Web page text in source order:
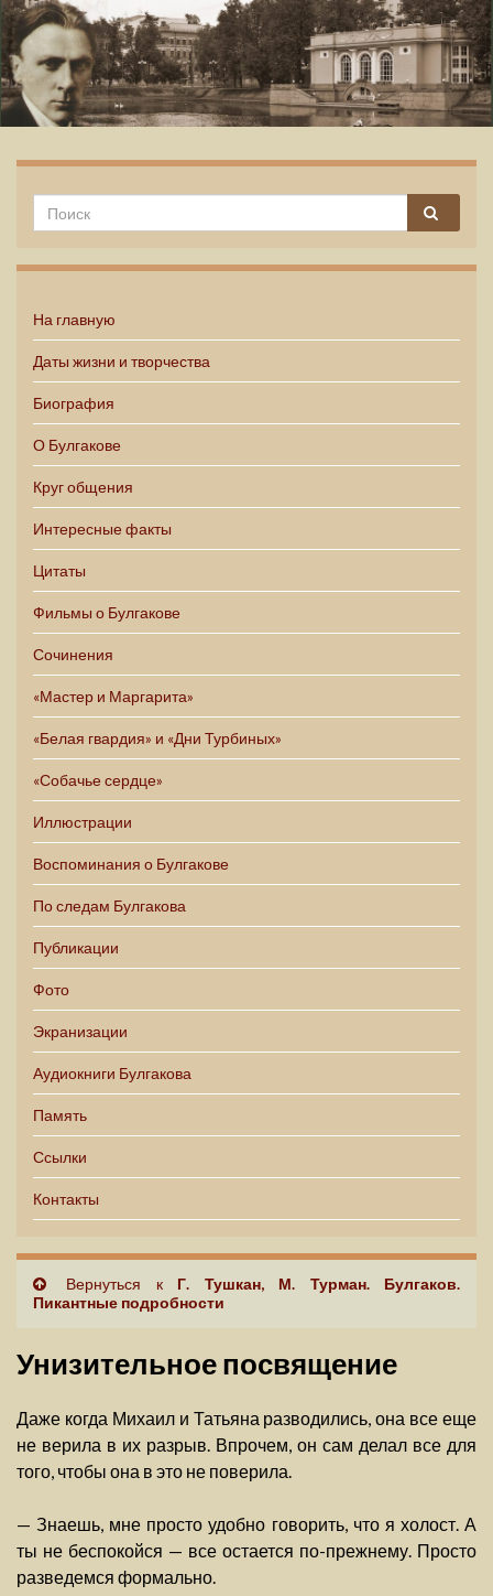
На главную
Даты жизни и творчества
Биография
О Булгакове
Круг общения
Интересные факты
Цитаты
Фильмы о Булгакове
Сочинения
«Мастер и Маргарита»
«Белая гвардия» и «Дни Турбиных»
«Собачье сердце»
Иллюстрации
Воспоминания о Булгакове
По следам Булгакова
Публикации
Фото
Экранизации
Аудиокниги Булгакова
Память
Ссылки
Контакты
Вернуться к Г. Тушкан, М. Турман. Булгаков.
Пикантные подробности
Унизительное посвящение
Даже когда Михаил и Татьяна разводились, она все еще
не верила в их разрыв. Впрочем, он сам делал все для
того, чтобы она в это не поверила.
— Знаешь, мне просто удобно говорить, что я холост. А
ты не беспокойся — все остается по-прежнему. Просто
разведемся формально.